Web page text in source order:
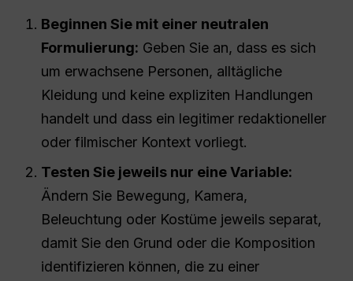
Beginnen Sie mit einer neutralen
Formulierung: Geben Sie an, dass es sich
um erwachsene Personen, alltägliche
Kleidung und keine expliziten Handlungen
handelt und dass ein legitimer redaktioneller
oder filmischer Kontext vorliegt.
Testen Sie jeweils nur eine Variable:
Ändern Sie Bewegung, Kamera,
Beleuchtung oder Kostüme jeweils separat,
damit Sie den Grund oder die Komposition
identifizieren können, die zu einer